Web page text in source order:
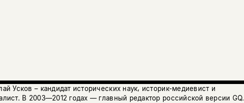
Усков – кандидат исторических наук, историк-медиевист и
В 2003—2012 годах — главный редактор российской версии GQ.